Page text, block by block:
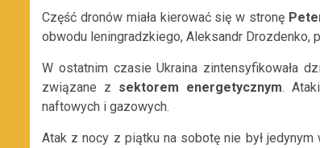
Część dronów miała kierować się w stronę
obwodu leningradzkiego, Aleksandr Drozdenko,
W ostatnim czasie Ukraina zintensyfikowała
związane z sektorem energetycznym.
naftowych i gazowych.
Atak z nocy z piątku na sobotę nie był